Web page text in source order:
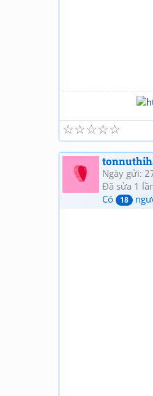
☆
☆
☆
☆
☆
Ngày gửi:
Đã sửa 1
Có
18